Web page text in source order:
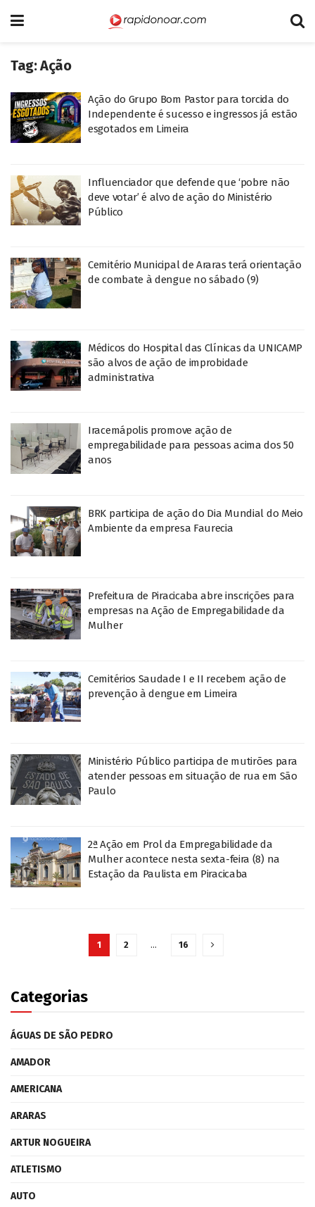
Tag:Ação
Ação do Grupo Bom Pastor para torcida do
Independente é sucesso e ingressos já estão
esgotados em Limeira
Influenciador que defende que ‘pobre não
deve votar’ é alvo de ação do Ministério
Público
Cemitério Municipal de Araras terá orientação
de combate à dengue no sábado (9)
Médicos do Hospital das Clínicas da UNICAMP
são alvos de ação de improbidade
administrativa
Iracemápolis promove ação de
empregabilidade para pessoas acima dos 50
anos
BRK participa de ação do Dia Mundial do Meio
Ambiente da empresa Faurecia
Prefeitura de Piracicaba abre inscrições para
empresas na Ação de Empregabilidade da
Mulher
Cemitérios Saudade I e II recebem ação de
prevenção à dengue em Limeira
Ministério Público participa de mutirões para
atender pessoas em situação de rua em São
Paulo
2ª Ação em Prol da Empregabilidade da
Mulher acontece nesta sexta-feira (8) na
Estação da Paulista em Piracicaba
1 2 … 16
Categorias
ÁGUAS DE SÃO PEDRO
AMADOR
AMERICANA
ARARAS
ARTUR NOGUEIRA
ATLETISMO
AUTO